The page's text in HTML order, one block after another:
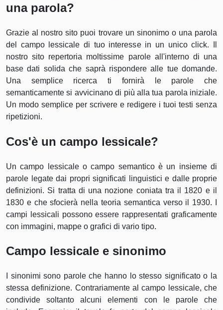
una parola?
Grazie al nostro sito puoi trovare un sinonimo o una parola
del campo lessicale di tuo interesse in un unico click. Il
nostro sito repertoria moltissime parole all'interno di una
base dati solida che saprà rispondere alle tue domande.
Una semplice ricerca ti fornirà le parole che
semanticamente si avvicinano di più alla tua parola iniziale.
Un modo semplice per scrivere e redigere i tuoi testi senza
ripetizioni.
Cos'è un campo lessicale?
Un campo lessicale o campo semantico è un insieme di
parole legate dai propri significati linguistici e dalle proprie
definizioni. Si tratta di una nozione coniata tra il 1820 e il
1830 e che sfocierà nella teoria semantica verso il 1930. I
campi lessicali possono essere rappresentati graficamente
con immagini, mappe o grafici di vario tipo.
Campo lessicale e sinonimo
I sinonimi sono parole che hanno lo stesso significato o la
stessa definizione. Contrariamente al campo lessicale, che
condivide soltanto alcuni elementi con le parole che